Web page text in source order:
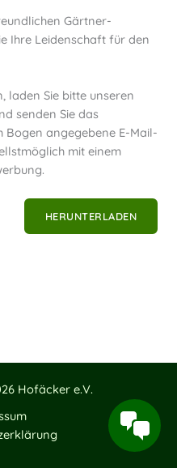
Gärtner-
Ihre Leidenschaft für den
laden Sie bitte unseren
senden Sie das
angegebene E-Mail-
mit einem
HERUNTERLADEN
Hofäcker e.V.